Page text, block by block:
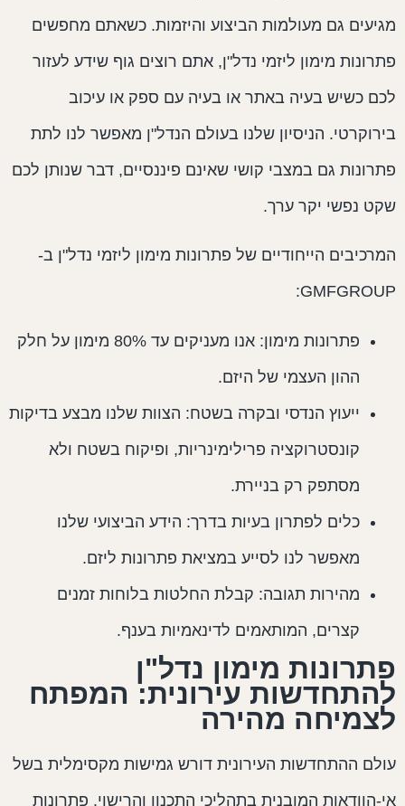
גם מעולמות הביצוע והיזמות. כשאתם מחפשים
מימון ליזמי נדל"ן, אתם רוצים גוף שידע לעזור
כשיש בעיה באתר או בעיה עם ספק או עיכוב
הניסיון שלנו בעולם הנדל"ן מאפשר לנו לתת
גם במצבי קושי שאינם פיננסיים, דבר שנותן לכם
נפשי יקר ערך.
הייחודיים של פתרונות מימון ליזמי נדל"ן ב-
פתרונות מימון: אנו מעניקים עד 80% מימון על חלק
ההון העצמי של היזם.
ייעוץ הנדסי ובקרה בשטח: הצוות שלנו מבצע בדיקות
קונסטרוקציה פרילימינריות, ופיקוח בשטח ולא
מסתפק רק בניירת.
כלים לפתרון בעיות בדרך: הידע הביצועי שלנו
מאפשר לנו לסייע במציאת פתרונות ליזם.
מהירות תגובה: קבלת החלטות בלוחות זמנים
קצרים, המותאמים לדינאמיות בענף.
מימון נדל"ן
עירונית: המפתח
מהירה
ההתחדשות העירונית דורש גמישות מקסימלית בשל
הוודאות המובנית בתהליכי התכנון והרישוי. פתרונות